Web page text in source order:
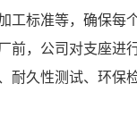
工标准等，确保每
前，公司对支座进
耐久性测试、环保